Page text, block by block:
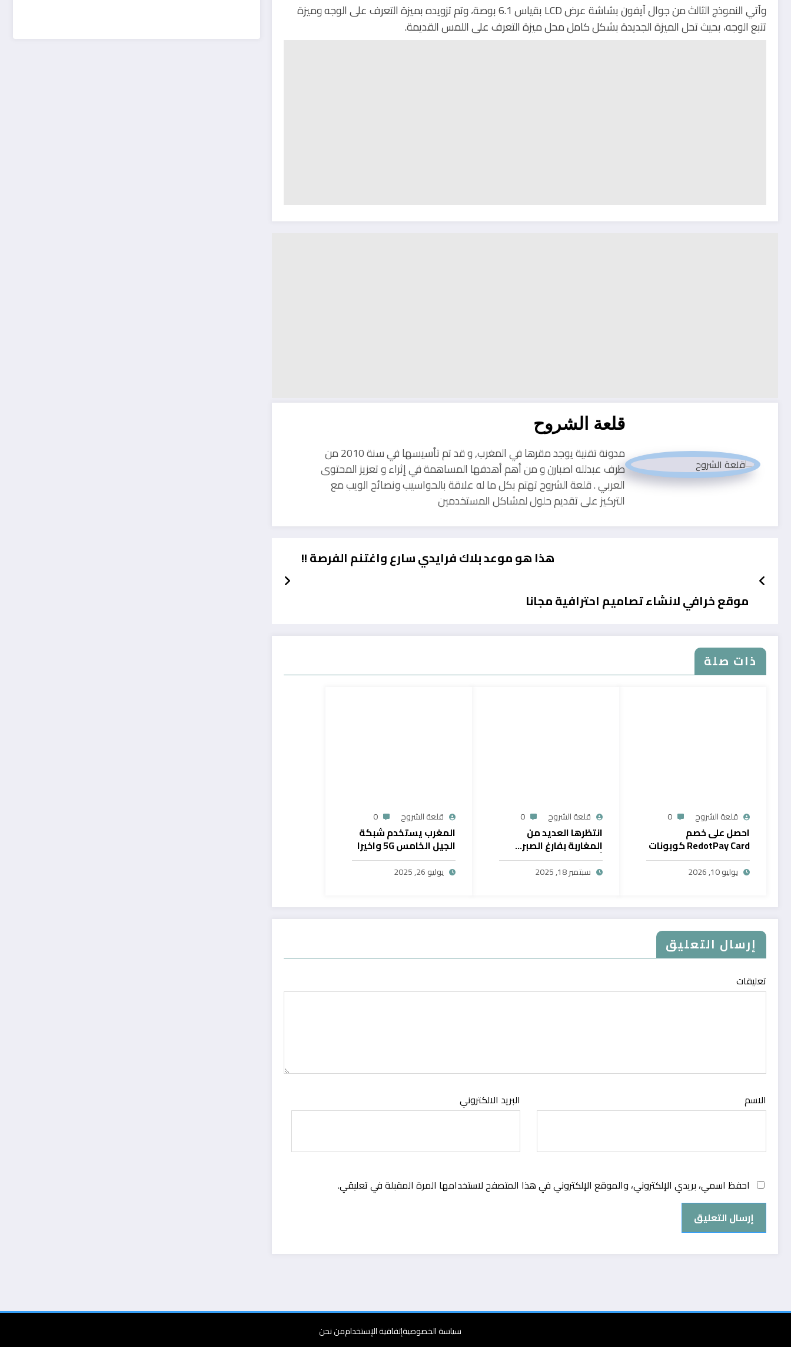
وآتي النموذج الثالث من جوال آيفون بشاشة عرض LCD بقياس 6.1 بوصة، وتم تزويده بميزة التعرف على الوجه وميزة
تتبع الوجه، بحيث تحل الميزة الجديدة بشكل كامل محل ميزة التعرف على اللمس القديمة.
قلعة الشروح
مدونة تقنية يوجد مقرها في المغرب, و قد تم تأسيسها في سنة 2010 من
طرف عبدلله اصبارن و من أهم أهدفها المساهمة في إثراء و تعزيز المحتوى
العربي . قلعة الشروح تهتم بكل ما له علاقة بالحواسيب ونصائح الويب مع
التركيز على تقديم حلول لمشاكل المستخدمين
هذا هو موعد بلاك فرايدي سارع واغتنم الفرصة !!
موقع خرافي لانشاء تصاميم احترافية مجانا
ذات صلة
قلعة الشروح 0
احصل على خصم
RedotPay Card كوبونات
حصرية
يوليو 10, 2026
قلعة الشروح 0
انتظرها العديد من
المغاربة بفارغ الصبر…
أول خدمة رقمية تتيح
سحب الرصيد من بايبال
سبتمبر 18, 2025
قلعة الشروح 0
المغرب يستخدم شبكة
الجيل الخامس 5G واخيرا
يوليو 26, 2025
إرسال التعليق
تعليقات
الاسم البريد الالكتروني
احفظ اسمي، بريدي الإلكتروني، والموقع الإلكتروني في هذا المتصفح لاستخدامها المرة المقبلة في تعليقي.
سياسة الخصوصيةإتفاقية الإستخداممن نحن